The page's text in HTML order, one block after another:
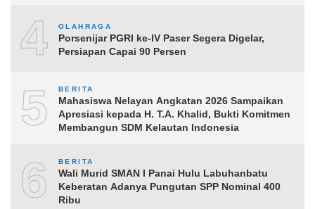
4 OLAHRAGA
Porsenijar PGRI ke-IV Paser Segera Digelar,
Persiapan Capai 90 Persen
5 BERITA
Mahasiswa Nelayan Angkatan 2026 Sampaikan
Apresiasi kepada H. T.A. Khalid, Bukti Komitmen
Membangun SDM Kelautan Indonesia
6 BERITA
Wali Murid SMAN I Panai Hulu Labuhanbatu
Keberatan Adanya Pungutan SPP Nominal 400
Ribu